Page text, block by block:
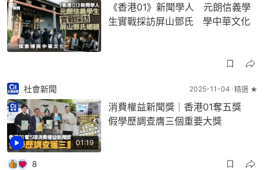
《香港01》新聞學人 元朗信義學
生實戰採訪屏山鄧氏 學中華文化
01:19
社會新聞 2025-11-04 精選 ★
消費權益新聞獎｜香港01奪五獎
假學歷調查膺三個重要大獎
8